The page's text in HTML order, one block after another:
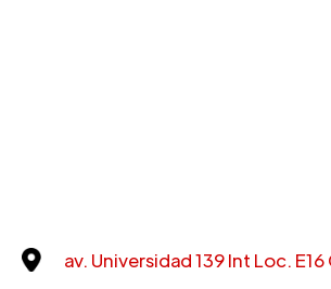
av. Universidad 139 Int Loc.